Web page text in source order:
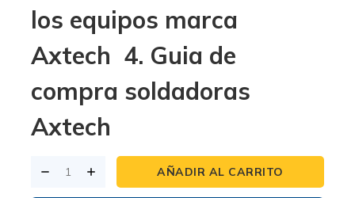
los equipos marca
Axtech 4. Guia de
compra soldadoras
Axtech
AÑADIR AL CARRITO